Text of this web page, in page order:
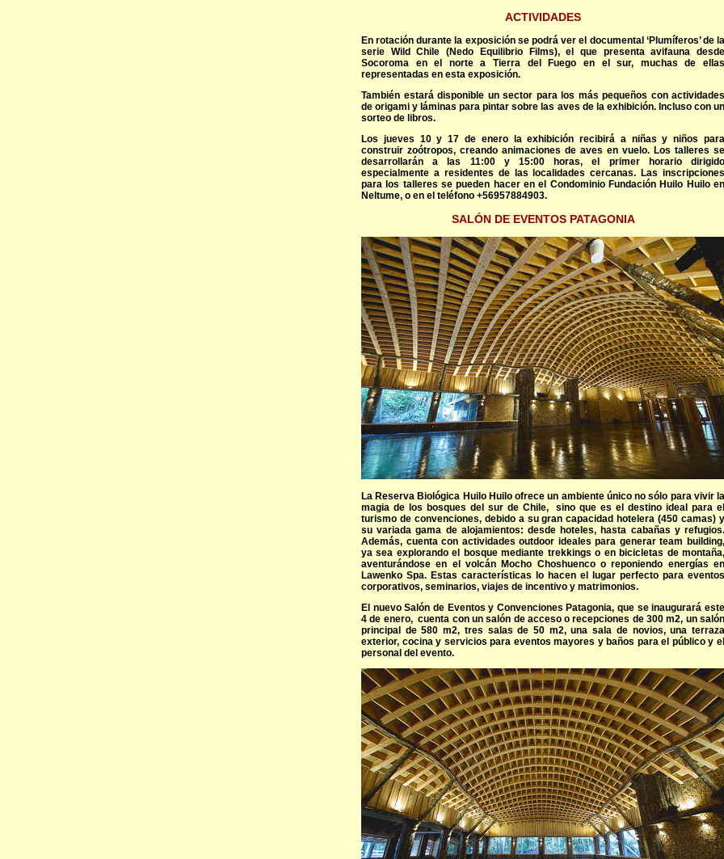
ACTIVIDADES
En rotación durante la exposición se podrá ver el documental ‘Plumíferos’ de la
serie Wild Chile (Nedo Equilibrio Films), el que presenta avifauna desde
Socoroma en el norte a Tierra del Fuego en el sur, muchas de ellas
representadas en esta exposición.
También estará disponible un sector para los más pequeños con actividades
de origami y láminas para pintar sobre las aves de la exhibición. Incluso con un
sorteo de libros.
Los jueves 10 y 17 de enero la exhibición recibirá a niñas y niños para
construir zoótropos, creando animaciones de aves en vuelo. Los talleres se
desarrollarán a las 11:00 y 15:00 horas, el primer horario dirigido
especialmente a residentes de las localidades cercanas. Las inscripciones
para los talleres se pueden hacer en el Condominio Fundación Huilo Huilo en
Neltume, o en el teléfono +56957884903.
SALÓN DE EVENTOS PATAGONIA
La Reserva Biológica Huilo Huilo ofrece un ambiente único no sólo para vivir la
magia de los bosques del sur de Chile, sino que es el destino ideal para el
turismo de convenciones, debido a su gran capacidad hotelera (450 camas) y
su variada gama de alojamientos: desde hoteles, hasta cabañas y refugios.
Además, cuenta con actividades outdoor ideales para generar team building,
ya sea explorando el bosque mediante trekkings o en bicicletas de montaña,
aventurándose en el volcán Mocho Choshuenco o reponiendo energías en
Lawenko Spa. Estas características lo hacen el lugar perfecto para eventos
corporativos, seminarios, viajes de incentivo y matrimonios.
El nuevo Salón de Eventos y Convenciones Patagonia, que se inaugurará este
4 de enero, cuenta con un salón de acceso o recepciones de 300 m2, un salón
principal de 580 m2, tres salas de 50 m2, una sala de novios, una terraza
exterior, cocina y servicios para eventos mayores y baños para el público y el
personal del evento.